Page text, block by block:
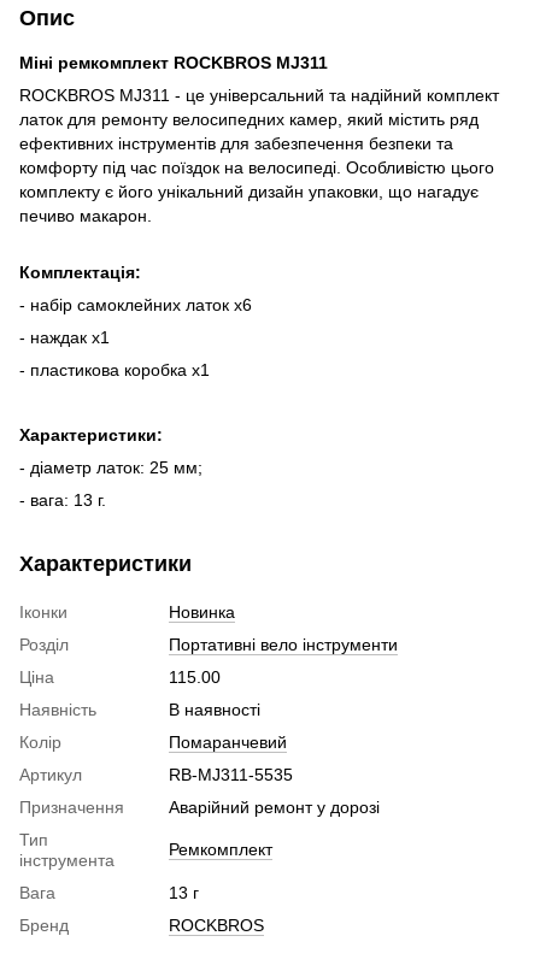
Опис
Міні ремкомплект ROCKBROS MJ311
ROCKBROS MJ311 - це універсальний та надійний комплект
латок для ремонту велосипедних камер, який містить ряд
ефективних інструментів для забезпечення безпеки та
комфорту під час поїздок на велосипеді. Особливістю цього
комплекту є його унікальний дизайн упаковки, що нагадує
печиво макарон.
Комплектація:
- набір самоклейних латок x6
- наждак x1
- пластикова коробка x1
Характеристики:
- діаметр латок: 25 мм;
- вага: 13 г.
Характеристики
Іконки
Новинка
Розділ
Портативні вело інструменти
Ціна
115.00
Наявність
В наявності
Колір
Помаранчевий
Артикул
RB-MJ311-5535
Призначення
Аварійний ремонт у дорозі
Тип
інструмента
Ремкомплект
Вага
13 г
Бренд
ROCKBROS